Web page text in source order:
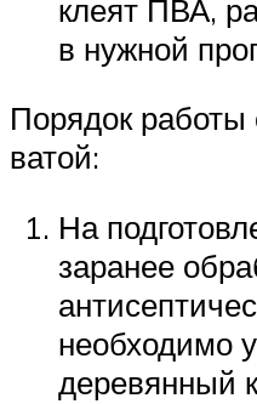
клеят ПВА,
в нужной
Порядок
ватой:
На
заранее
необходимо
деревянный